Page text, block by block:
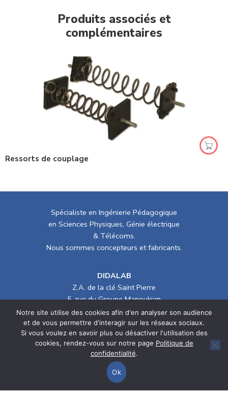
Produits associés et
complémentaires
Ressorts de couplage
Spécialiste en Ingénierie Pédagogique
en Sciences Physiques, Génie électrique
& Télécoms.
Nous sommes concepteurs et fabricants.
DIDALAB
Z.A. de la clé Saint Pierre
5, rue du Groupe Manoukian
78990 ELANCOURT (France)
Tél. :01 30 66 08 88/ Mail :didalab@didalab.fr
> Département Génie électrique
> Département Physique/Optique
> Département Energie et Système
Notre site utilise des cookies afin d'en analyser son audience
et de vous permettre d'interagir sur les réseaux sociaux.
Si vous voulez en savoir plus ou désactiver l'utilisation des
cookies, rendez-vous sur notre page Politique de
confidentialité.
Ok